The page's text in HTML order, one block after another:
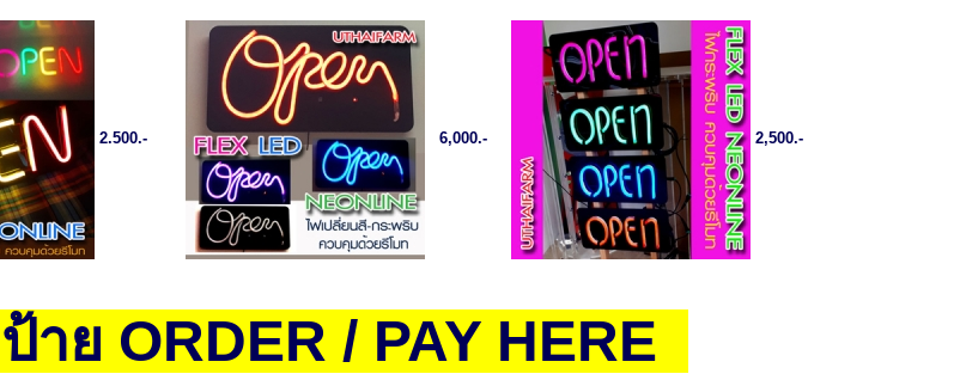
2.500.- 6,000.- 2,500.-
ป้าย ORDER / PAY HERE